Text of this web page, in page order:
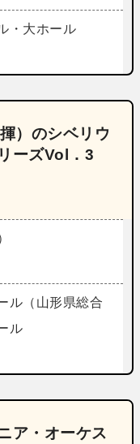
・大ホール
）のシベリウ
ーズVol．3
ル（山形県総合
ル
ア・オーケス